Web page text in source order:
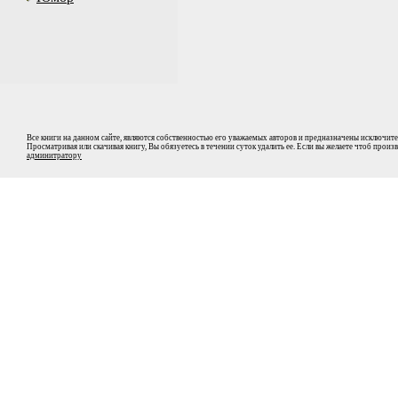
Все книги на данном сайте, являются собственностью его уважаемых авторов и предназначены
Просматривая или скачивая книгу, Вы обязуетесь в течении суток удалить ее. Если вы желаете чтоб
админитратору